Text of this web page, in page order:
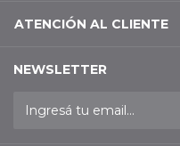
ATENCIÓN AL CLIENTE
NEWSLETTER